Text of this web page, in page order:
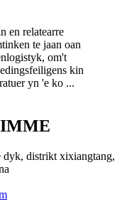
en relatearre
te jaan oan
om't
kin
yn 'e ko ...
dyk, distrikt xixiangtang,